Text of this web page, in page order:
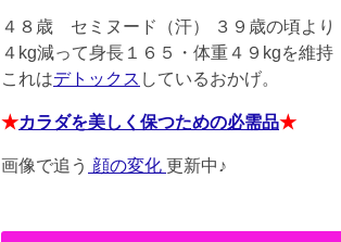
４８歳 セミヌード（汗） ３９歳の頃より
４kg減って身長１６５・体重４９kgを維持
これはデトックス しているおかげ。
★カラダを美しく保つための必需品★
画像で追う 顔の変化 更新中♪